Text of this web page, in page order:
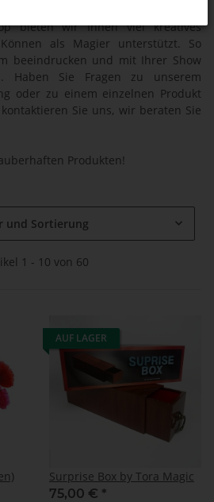
bieten wir Ihnen viel kreatives
als Magier unterstützt. So
beeindrucken und mit Ihrer Show
Haben Sie Fragen zu unserem
oder zu einem einzelnen Produkt
Sie uns, wir beraten Sie
Produkten!
und Sortierung
1 - 10 von 60
AUF LAGER
Surprise Box by Tora Magic
75,00 € *